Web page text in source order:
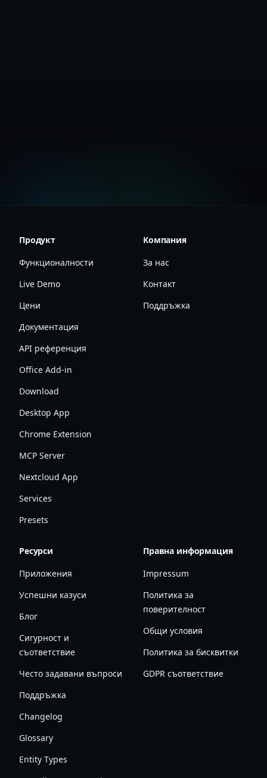
Продукт
Функционалности
Live Demo
Цени
Документация
API референция
Office Add-in
Download
Desktop App
Chrome Extension
MCP Server
Nextcloud App
Services
Presets
Компания
За нас
Контакт
Поддръжка
Ресурси
Приложения
Успешни казуси
Блог
Сигурност и
съответствие
Често задавани въпроси
Поддръжка
Changelog
Glossary
Entity Types
Правна информация
Impressum
Политика за
поверителност
Общи условия
Политика за бисквитки
GDPR съответствие